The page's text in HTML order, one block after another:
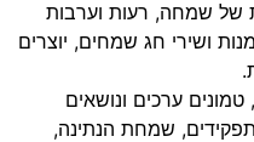
של שמחה, רעות וערבות
ושירי חג שמחים, יוצרים
ערכים ונושאים
שמחת הנתינה,